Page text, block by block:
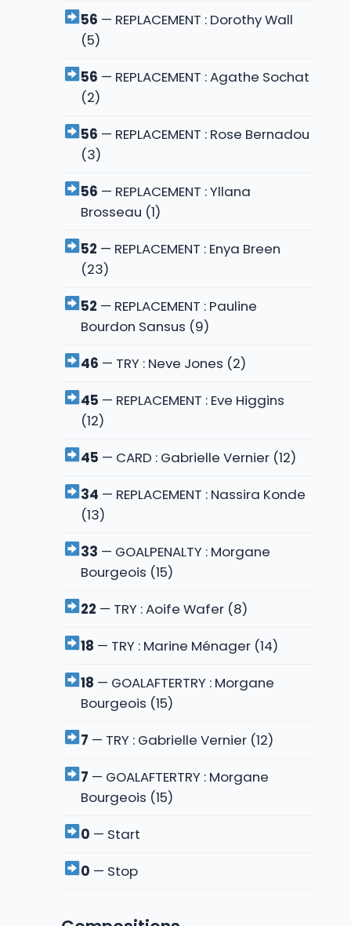
56 — REPLACEMENT : Dorothy Wall
(5)
56 — REPLACEMENT : Agathe Sochat
(2)
56 — REPLACEMENT : Rose Bernadou
(3)
56 — REPLACEMENT : Yllana
Brosseau (1)
52 — REPLACEMENT : Enya Breen
(23)
52 — REPLACEMENT : Pauline
Bourdon Sansus (9)
46 — TRY : Neve Jones (2)
45 — REPLACEMENT : Eve Higgins
(12)
45 — CARD : Gabrielle Vernier (12)
34 — REPLACEMENT : Nassira Konde
(13)
33 — GOALPENALTY : Morgane
Bourgeois (15)
22 — TRY : Aoife Wafer (8)
18 — TRY : Marine Ménager (14)
18 — GOALAFTERTRY : Morgane
Bourgeois (15)
7 — TRY : Gabrielle Vernier (12)
7 — GOALAFTERTRY : Morgane
Bourgeois (15)
0 — Start
0 — Stop